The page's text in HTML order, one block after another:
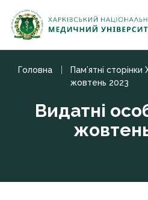
Головна
Пам’ятні
жовтень 2023
Видатні